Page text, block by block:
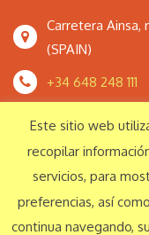
Carretera Ainsa,
(SPAIN)
+34 648 248 111
Responsabilidad
Este sitio web
recopilar
servicios, para
preferencias, así
continua navegando,